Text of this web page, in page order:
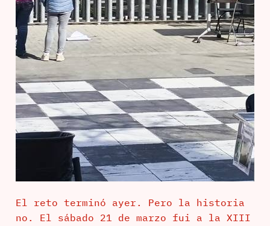
El reto terminó ayer. Pero la historia
no. El sábado 21 de marzo fui a la XIII